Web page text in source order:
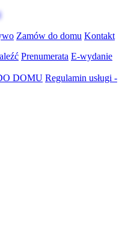
Zamów do domu Kontakt
Prenumerata E-wydanie
DOMU Regulamin usługi -